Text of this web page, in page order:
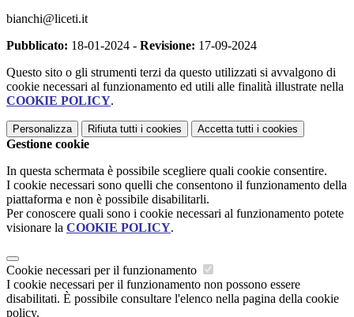
bianchi@liceti.it
Pubblicato: 18-01-2024 - Revisione: 17-09-2024
Questo sito o gli strumenti terzi da questo utilizzati si avvalgono di
cookie necessari al funzionamento ed utili alle finalità illustrate nella
COOKIE POLICY.
Personalizza Rifiuta tutti i cookies Accetta tutti i cookies
Gestione cookie
In questa schermata è possibile scegliere quali cookie consentire.
I cookie necessari sono quelli che consentono il funzionamento della
piattaforma e non è possibile disabilitarli.
Per conoscere quali sono i cookie necessari al funzionamento potete
visionare la COOKIE POLICY.
Cookie necessari per il funzionamento
I cookie necessari per il funzionamento non possono essere
disabilitati. È possibile consultare l'elenco nella pagina della cookie
policy.